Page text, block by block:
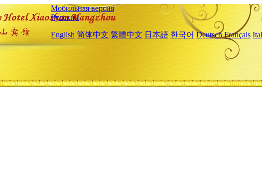
Мобильная версия
Русский
English 简体中文 繁體中文 日本語 한국어 Deutsch Français